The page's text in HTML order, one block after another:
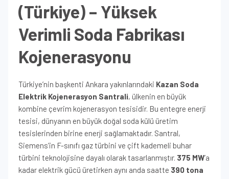
(Türkiye) – Yüksek
Verimli Soda Fabrikası
Kojenerasyonu
Türkiye’nin başkenti Ankara yakınlarındaki Kazan Soda
Elektrik Kojenerasyon Santrali, ülkenin en büyük
kombine çevrim kojenerasyon tesisidir. Bu entegre enerji
tesisi, dünyanın en büyük doğal soda külü üretim
tesislerinden birine enerji sağlamaktadır. Santral,
Siemens’in F-sınıfı gaz türbini ve çift kademeli buhar
türbini teknolojisine dayalı olarak tasarlanmıştır. 375 MW’a
kadar elektrik gücü üretirken aynı anda saatte 390 tona